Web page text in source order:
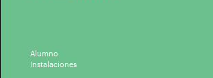
Alumno
Instalaciones